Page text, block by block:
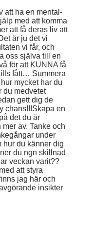
att ha en mental-
med att komma
att få deras liv att
är ju det vi
vi får, och
oss själva till en
för att KUNNA få
fått… Summera
mycket har du
du medvetet
gett dig de
chans!!!Skapa en
det du är
av. Tanke och
under
hur du känner dig
du ngn skillnad
veckan varit??
att styra
jag här och
insikter